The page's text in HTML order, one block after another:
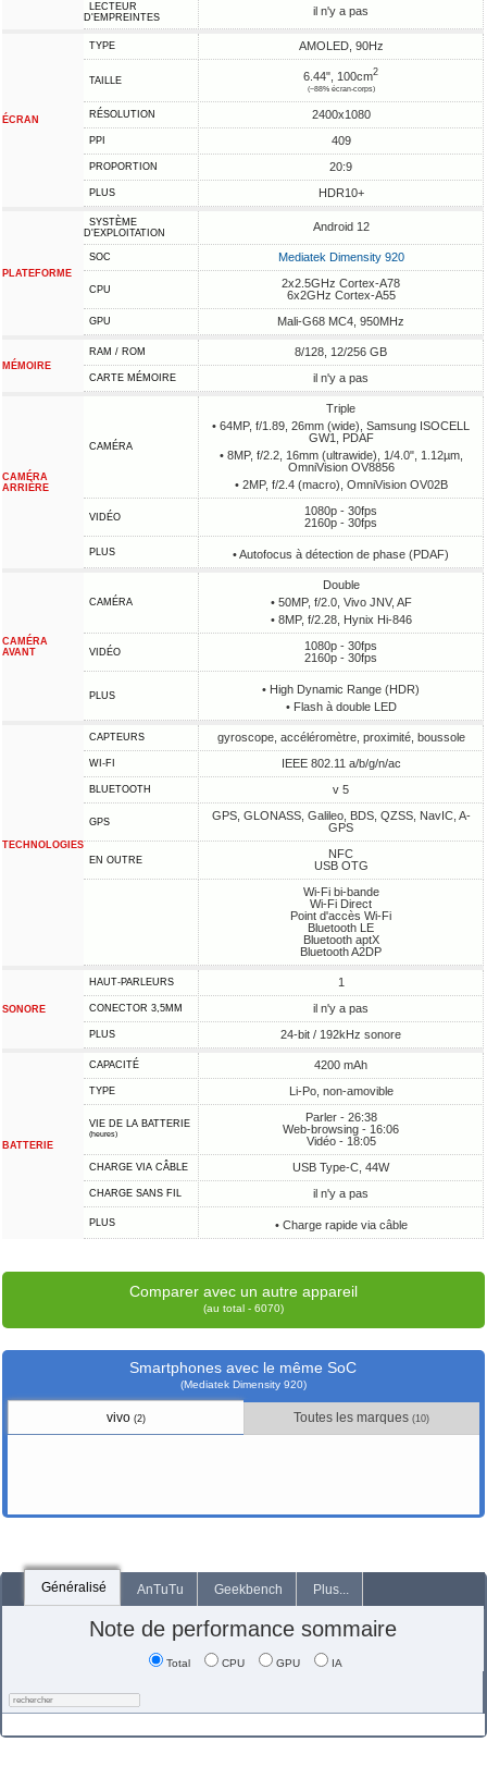
LECTEUR
D'EMPREINTES
il n'y a pas
ÉCRAN
TYPE AMOLED, 90Hz
TAILLE 6.44", 100cm2
(~88% écran-corps)
RÉSOLUTION 2400x1080
PPI 409
PROPORTION 20:9
PLUS HDR10+
PLATEFORME
SYSTÈME
D'EXPLOITATION
Android 12
SOC Mediatek Dimensity 920
CPU
2x2.5GHz Cortex-A78
6x2GHz Cortex-A55
GPU Mali-G68 MC4, 950MHz
MÉMOIRE
RAM / ROM 8/128, 12/256 GB
CARTE MÉMOIRE il n'y a pas
CAMÉRA
ARRIÈRE
CAMÉRA
Triple
• 64MP, f/1.89, 26mm (wide), Samsung ISOCELL
GW1, PDAF
• 8MP, f/2.2, 16mm (ultrawide), 1/4.0", 1.12µm,
OmniVision OV8856
• 2MP, f/2.4 (macro), OmniVision OV02B
VIDÉO
1080p - 30fps
2160p - 30fps
PLUS • Autofocus à détection de phase (PDAF)
CAMÉRA
AVANT
CAMÉRA
Double
• 50MP, f/2.0, Vivo JNV, AF
• 8MP, f/2.28, Hynix Hi-846
VIDÉO
1080p - 30fps
2160p - 30fps
PLUS
• High Dynamic Range (HDR)
• Flash à double LED
TECHNOLOGIES
CAPTEURS gyroscope, accéléromètre, proximité, boussole
WI-FI IEEE 802.11 a/b/g/n/ac
BLUETOOTH v 5
GPS
GPS, GLONASS, Galileo, BDS, QZSS, NavIC, A-
GPS
EN OUTRE
NFC
USB OTG
Wi-Fi bi-bande
Wi-Fi Direct
Point d'accès Wi-Fi
Bluetooth LE
Bluetooth aptX
Bluetooth A2DP
SONORE
HAUT-PARLEURS 1
CONECTOR 3,5MM il n'y a pas
PLUS 24-bit / 192kHz sonore
BATTERIE
CAPACITÉ 4200 mAh
TYPE Li-Po, non-amovible
VIE DE LA BATTERIE
(heures)
Parler - 26:38
Web-browsing - 16:06
Vidéo - 18:05
CHARGE VIA CÂBLE USB Type-C, 44W
CHARGE SANS FIL il n'y a pas
PLUS • Charge rapide via câble
Comparer avec un autre appareil
(au total - 6070)
Smartphones avec le même SoC
(Mediatek Dimensity 920)
vivo (2) Toutes les marques(10)
Généralisé AnTuTu Geekbench Plus...
Note de performance sommaire
Total CPU GPU IA